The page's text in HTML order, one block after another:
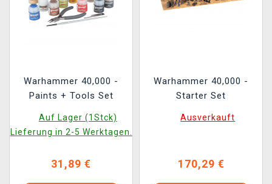
Warhammer 40,000 -
Paints + Tools Set
Auf Lager (1Stck)
Lieferung in 2-5 Werktagen.
31,89 €
Warhammer 40,000 -
Starter Set
Ausverkauft
170,29 €